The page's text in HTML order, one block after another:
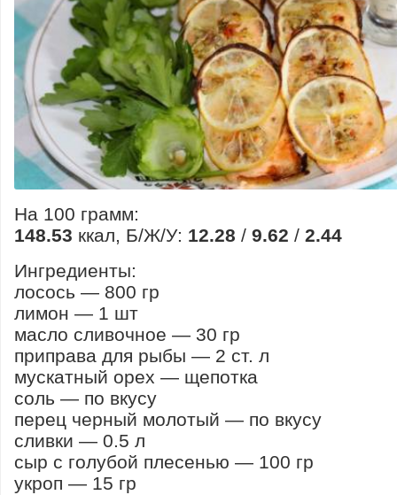
На 100 грамм:
148.53 ккал, Б/Ж/У: 12.28 / 9.62 / 2.44
Ингредиенты:
лосось — 800 гр
лимон — 1 шт
масло сливочное — 30 гр
приправа для рыбы — 2 ст. л
мускатный орех — щепотка
соль — по вкусу
перец черный молотый — по вкусу
сливки — 0.5 л
сыр с голубой плесенью — 100 гр
укроп — 15 гр